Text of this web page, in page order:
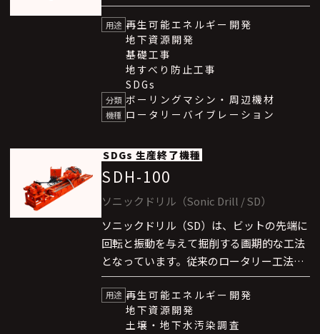
エアハンマー方式、ロータリーパーカッ
ション工法に比べて格段に高速な掘削を可
能としました。なお、本技術はカナダ
SONIC DRILL社と技術提携しています。
ソニックドリル（SD）は、”東京スカイツ
リー”地区での熱供給（地域冷暖房）事業
においても、その卓越した能力を発揮して
用途 再生可能エネルギー開発
地下資源開発
基礎工事
地すべり防止工事
SDGs
分類 ボーリングマシン・周辺機材
機種 ロータリーバイブレーション
SDGs 生産終了機種
SDH-100
ソニックドリル（Sonic Drill / SD）
ソニックドリル（SD）は、ビットの先端に
回転と振動を与えて掘削する画期的な工法
となっています。従来のロータリー工法、
エアハンマー方式、ロータリーパーカッ
ション工法に比べて格段に高速な掘削を可
能としました。なお、本技術はカナダ
用途 再生可能エネルギー開発
地下資源開発
土壌・地下水汚染調査